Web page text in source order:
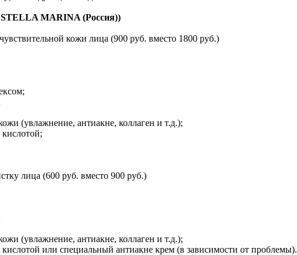
MARINA (Россия))
кожи лица (900 руб. вместо 1800 руб.)
(увлажнение, антиакне, коллаген и т.д.);
лица (600 руб. вместо 900 руб.)
(увлажнение, антиакне, коллаген и т.д.);
или специальный антиакне крем (в зависимости от проблемы).